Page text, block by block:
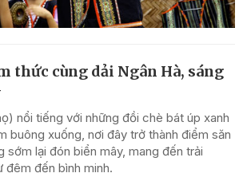
thức cùng dải Ngân Hà, sáng
nổi tiếng với những đồi chè bát úp xanh
buông xuống, nơi đây trở thành điểm săn
sớm lại đón biển mây, mang đến trải
đêm đến bình minh.